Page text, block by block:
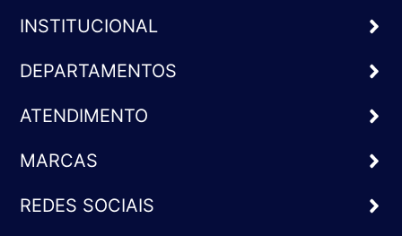
INSTITUCIONAL
DEPARTAMENTOS
ATENDIMENTO
MARCAS
REDES SOCIAIS